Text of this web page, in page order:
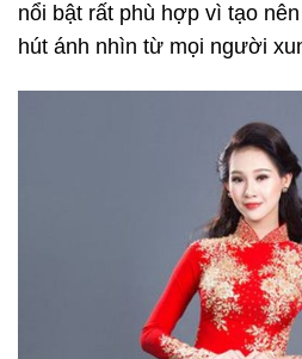
nổi bật rất phù hợp vì tạo
hút ánh nhìn từ mọi người